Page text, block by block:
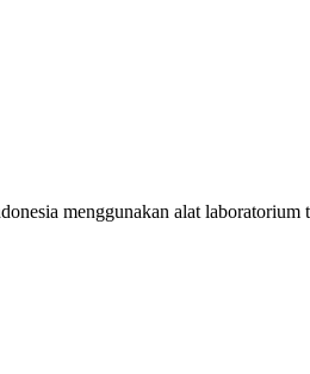
menggunakan alat